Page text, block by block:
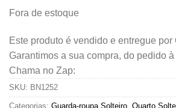
Fora de estoque
Este produto é vendido e entregue
Garantimos a sua compra, do pedido
Chama no Zap:
SKU: BN1252
Categorias: Guarda-roupa Solteiro, Quarto